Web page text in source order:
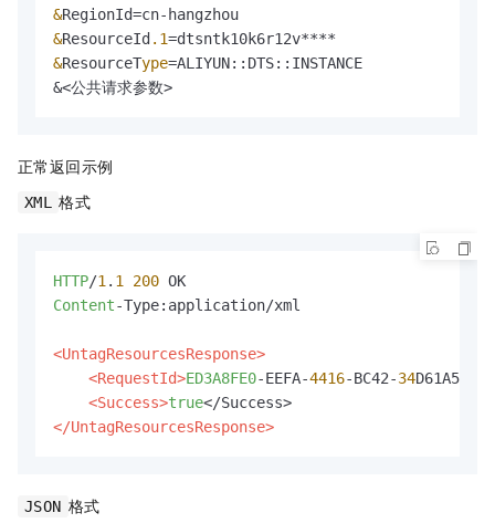
&
&ResourceId.1
&ResourceType=ALIYUN::DTS::INSTANCE
&<公共请求参数>
正常返回示例
XML 格式
HTTP/1 . 1 200
Content-Type:application/xml
<UntagResourcesResponse>
<RequestId>ED3A8FE0-EEFA-4416-BC42-34
<Success>true
</UntagResourcesResponse>
JSON 格式